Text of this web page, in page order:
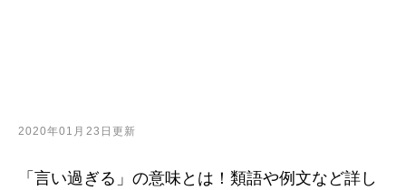
2020年01月23日更新
「言い過ぎる」の意味とは！類語や例文など詳し